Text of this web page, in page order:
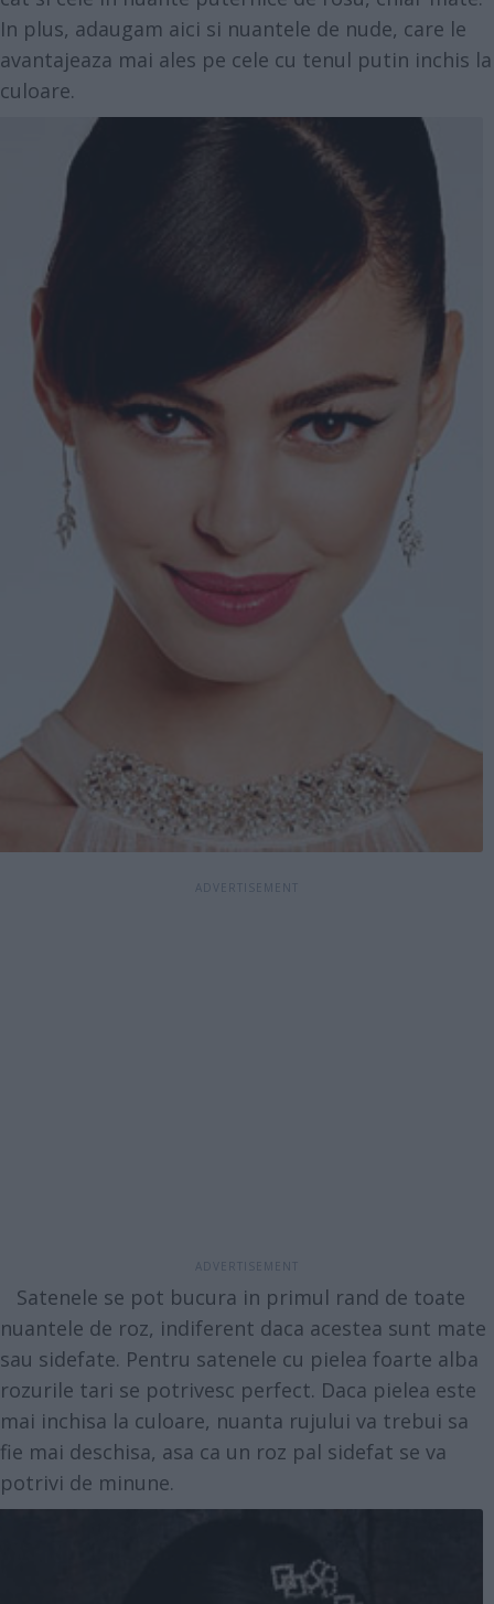
In plus, adaugam aici si nuantele de nude, care le
avantajeaza mai ales pe cele cu tenul putin inchis la
culoare.
Satenele se pot bucura in primul rand de toate
nuantele de roz, indiferent daca acestea sunt mate
sau sidefate. Pentru satenele cu pielea foarte alba
rozurile tari se potrivesc perfect. Daca pielea este
mai inchisa la culoare, nuanta rujului va trebui sa
fie mai deschisa, asa ca un roz pal sidefat se va
potrivi de minune.